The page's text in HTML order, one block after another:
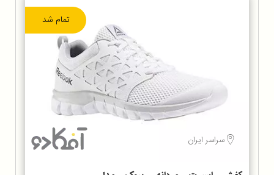
تمام شد
سراسر ایران